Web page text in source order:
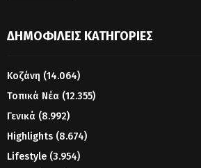
ΔΗΜΟΦΙΛΕΊΣ ΚΑΤΗΓΟΡΊΕΣ
Κοζάνη (14.064)
Τοπικά Νέα (12.355)
Γενικά (8.992)
Highlights (8.674)
Lifestyle (3.954)